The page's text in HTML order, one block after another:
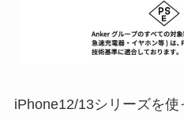
iPhone12/13シリーズを